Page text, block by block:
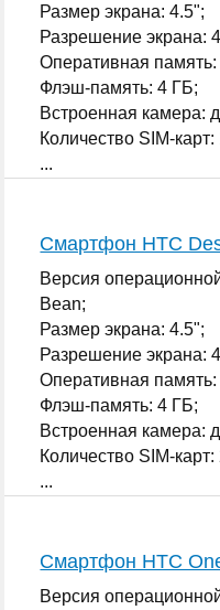
Размер экрана: 4.5";
Разрешение экрана:
Оперативная
Флэш-память: 4 ГБ;
Встроенная камера:
Количество SIM-карт:
...
Смартфон HTC
Версия
Bean;
Размер экрана: 4.5";
Разрешение экрана:
Оперативная
Флэш-память: 4 ГБ;
Встроенная камера:
Количество SIM-карт:
...
Смартфон HTC
Версия